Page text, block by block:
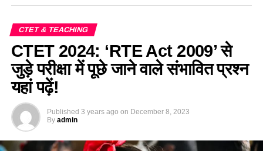
पर्यावरण के अंतर्गत घर और आवाज से जुड़े महत्वपूर्ण
प्रश्न—Home and Shelter Based Important
MCQ For CTET Exam 2024
Q.1 कोई पक्षी पेड़ की ऊँची डाल पर अपना घोंसला बनाता है। यह पक्षी हो
सकता है | / A bird builds its nest at the top of the tree. It
CTET & TEACHING
CTET 2024: ‘RTE Act 2009’ से
जुड़े परीक्षा में पूछे जाने वाले संभावित प्रश्न
यहां पढ़ें!
Published 3 years ago on December 8, 2023
By admin